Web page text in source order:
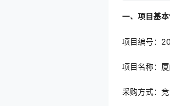
一、项目基
项目编号：
项目名称：
采购方式：